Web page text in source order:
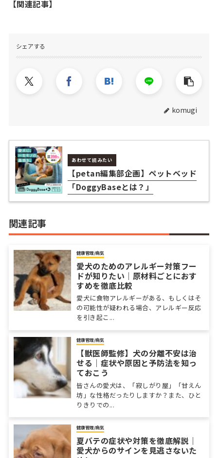
【関連記事】
シェアする
komugi
あわせて読みたい
【petan編集部企画】ペットベッド
「DoggyBaseとは？」
関連記事
健康管理/病気
愛犬のためのアレルギー対策フー
ドが知りたい｜原材料ごとにおす
すめを徹底比較
愛犬に食物アレルギーがある、もしくはそ
の可能性が疑われる場合、アレルギー反応
を引き起こ...
健康管理/病気
【獣医師監修】犬の分離不安は治
せる｜症状や原因と予防法を知っ
ておこう
皆さんの愛犬は、「寂しがり屋」「甘えん
坊」な性格だったりしますか？また、ひと
りきりでの...
健康管理/病気
夏バテの症状や対策を徹底解説｜
愛犬からのサインを見逃さないた